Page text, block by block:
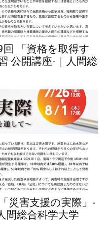
「資格を取得す
公開講座-｜人間総
災害支援の実際」-
間総合科学大学